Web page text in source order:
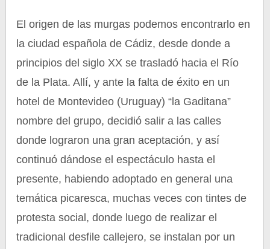
El origen de las murgas podemos encontrarlo en
la ciudad española de Cádiz, desde donde a
principios del siglo XX se trasladó hacia el Río
de la Plata. Allí, y ante la falta de éxito en un
hotel de Montevideo (Uruguay) “la Gaditana”
nombre del grupo, decidió salir a las calles
donde lograron una gran aceptación, y así
continuó dándose el espectáculo hasta el
presente, habiendo adoptado en general una
temática picaresca, muchas veces con tintes de
protesta social, donde luego de realizar el
tradicional desfile callejero, se instalan por un